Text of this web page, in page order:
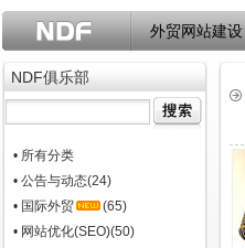
外贸网站建设
NDF俱乐部
• 所有分类
• 公告与动态(24)
• 国际外贸
(65)
• 网站优化(SEO)(50)